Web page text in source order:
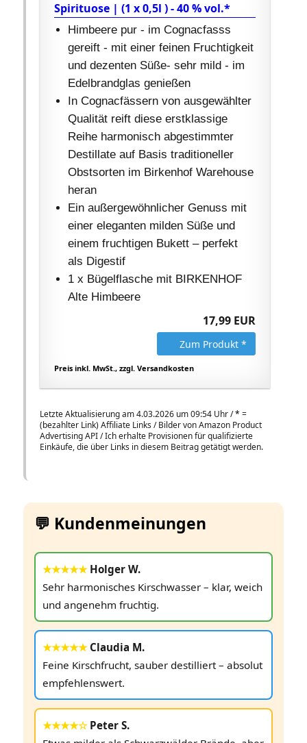
Spirituose | (1 x 0,5l ) - 40 % vol.*
Himbeere pur - im Cognacfasss
gereift - mit einer feinen Fruchtigkeit
und dezenten Süße- sehr mild - im
Edelbrandglas genießen
In Cognacfässern von ausgewählter
Qualität reift diese erstklassige
Reihe harmonisch abgestimmter
Destillate auf Basis traditioneller
Obstsorten im Birkenhof Warehouse
heran
Ein außergewöhnlicher Genuss mit
einer eleganten milden Süße und
einem fruchtigen Bukett – perfekt
als Digestif
1 x Bügelflasche mit BIRKENHOF
Alte Himbeere
17,99 EUR
Zum Produkt *
Preis inkl. MwSt., zzgl. Versandkosten
Letzte Aktualisierung am 4.03.2026 um 09:54 Uhr /* =
(bezahlter Link) Affiliate Links / Bilder von Amazon Product
Advertising API / Ich erhalte Provisionen für qualifizierte
Einkäufe, die über Links in diesem Beitrag getätigt werden.
💬 Kundenmeinungen
★★★★★Holger W.
Sehr harmonisches Kirschwasser – klar, weich
und angenehm fruchtig.
★★★★★Claudia M.
Feine Kirschfrucht, sauber destilliert – absolut
empfehlenswert.
★★★★☆Peter S.